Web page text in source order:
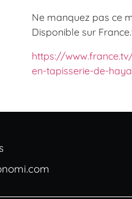
Ne manquez pas ce
Disponible sur
https://
en-tapisserie-de-